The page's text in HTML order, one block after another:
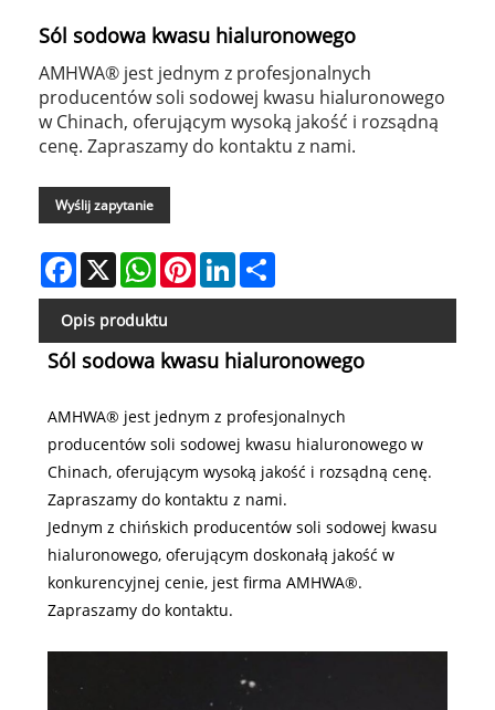
Sól sodowa kwasu hialuronowego
AMHWA® jest jednym z profesjonalnych
producentów soli sodowej kwasu hialuronowego
w Chinach, oferującym wysoką jakość i rozsądną
cenę. Zapraszamy do kontaktu z nami.
Wyślij zapytanie
Facebook
X WhatsAppPinterestLinkedIn
Opis produktu
Sól sodowa kwasu hialuronowego
AMHWA® jest jednym z profesjonalnych
producentów soli sodowej kwasu hialuronowego w
Chinach, oferującym wysoką jakość i rozsądną cenę.
Zapraszamy do kontaktu z nami.
Jednym z chińskich producentów soli sodowej kwasu
hialuronowego, oferującym doskonałą jakość w
konkurencyjnej cenie, jest firma AMHWA®.
Zapraszamy do kontaktu.